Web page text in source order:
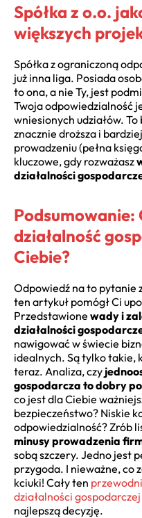
Spółka z o.o.
większych
Spółka z ograniczoną
już inna liga. Posiada
to ona, a nie Ty, jest
Twoja odpowiedzialność
wniesionych udziałów.
znacznie droższa i
prowadzeniu (pełna
kluczowe, gdy rozważasz
działalności
Podsumowanie:
działalność
Ciebie?
Odpowiedź na to pytanie
ten artykuł pomógł Ci
Przedstawione wady i
działalności
nawigować w świecie
idealnych. Są tylko takie,
teraz. Analiza, czy
gospodarcza to dobry
co jest dla Ciebie
bezpieczeństwo? Niskie
odpowiedzialność? Zrób
minusy prowadzenia
sobą szczery. Jedno jest
przygoda. I nieważne, co
kciuki! Cały ten
działalności gospodarczej
najlepszą decyzję.